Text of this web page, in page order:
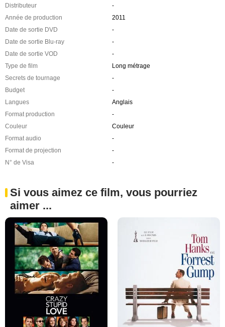
Distributeur
-
Année de production
2011
Date de sortie DVD
-
Date de sortie Blu-ray
-
Date de sortie VOD
-
Type de film
Long métrage
Secrets de tournage
-
Budget
-
Langues
Anglais
Format production
-
Couleur
Couleur
Format audio
-
Format de projection
-
N° de Visa
-
Si vous aimez ce film, vous pourriez
aimer ...